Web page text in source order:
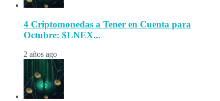
4 Criptomonedas a Tener en Cuenta para
Octubre: $LNEX...
2 años ago